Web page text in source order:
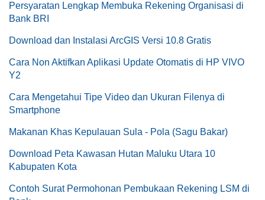
Persyaratan Lengkap Membuka Rekening Organisasi di
Bank BRI
Download dan Instalasi ArcGIS Versi 10.8 Gratis
Cara Non Aktifkan Aplikasi Update Otomatis di HP VIVO
Y2
Cara Mengetahui Tipe Video dan Ukuran Filenya di
Smartphone
Makanan Khas Kepulauan Sula - Pola (Sagu Bakar)
Download Peta Kawasan Hutan Maluku Utara 10
Kabupaten Kota
Contoh Surat Permohonan Pembukaan Rekening LSM di